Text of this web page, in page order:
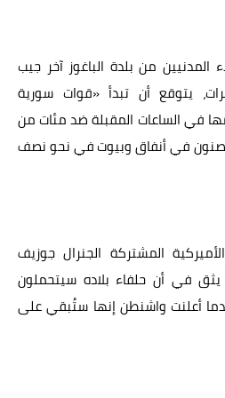
المدنيين من بلدة الباغوز آخر جيب
يتوقع أن تبدأ «قوات سورية
في الساعات المقبلة ضد مئات من
في أنفاق وبيوت في نحو نصف
المشتركة الجنرال جوزيف
في أن حلفاء بلاده سيتحملون
أعلنت واشنطن إنها ستُبقي على